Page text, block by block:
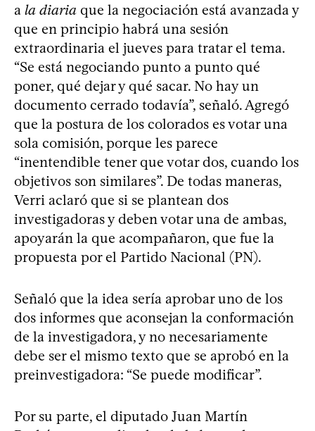
a la diaria que la negociación está avanzada y
que en principio habrá una sesión
extraordinaria el jueves para tratar el tema.
“Se está negociando punto a punto qué
poner, qué dejar y qué sacar. No hay un
documento cerrado todavía”, señaló. Agregó
que la postura de los colorados es votar una
sola comisión, porque les parece
“inentendible tener que votar dos, cuando los
objetivos son similares”. De todas maneras,
Verri aclaró que si se plantean dos
investigadoras y deben votar una de ambas,
apoyarán la que acompañaron, que fue la
propuesta por el Partido Nacional (PN).
Señaló que la idea sería aprobar uno de los
dos informes que aconsejan la conformación
de la investigadora, y no necesariamente
debe ser el mismo texto que se aprobó en la
preinvestigadora: “Se puede modificar”.
Por su parte, el diputado Juan Martín